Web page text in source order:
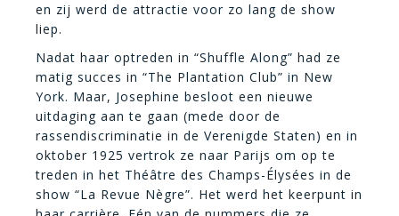
en zij werd de attractie voor zo lang de show
liep.
Nadat haar optreden in “Shuffle Along” had ze
matig succes in “The Plantation Club” in New
York. Maar, Josephine besloot een nieuwe
uitdaging aan te gaan (mede door de
rassendiscriminatie in de Verenigde Staten) en in
oktober 1925 vertrok ze naar Parijs om op te
treden in het Théâtre des Champs-Élysées in de
show “La Revue Nègre”. Het werd het keerpunt in